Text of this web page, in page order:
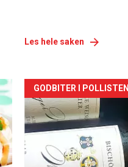
Les hele saken
Forsiden
akkurat
nå
GODBITER I POLLISTEN